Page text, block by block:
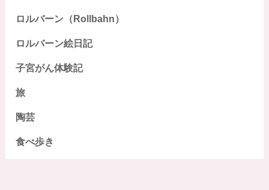
ロルバーン（Rollbahn）
ロルバーン絵日記
子宮がん体験記
旅
陶芸
食べ歩き